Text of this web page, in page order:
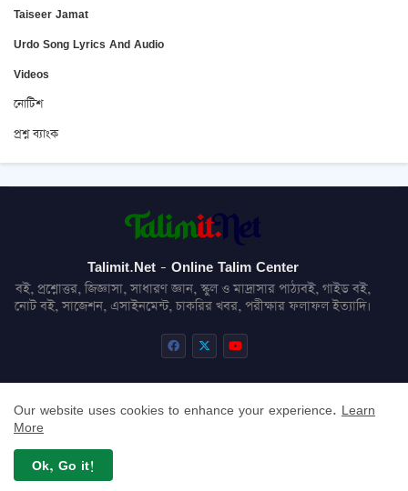
Taiseer Jamat
Urdo Song Lyrics And Audio
Videos
নোটিশ
প্রশ্ন ব্যাংক
Talimit.Net - Online Talim Center
বই, প্রশ্নোত্তর, জিজ্ঞাসা, সাধারণ জ্ঞান, স্কুল ও মাদ্রাসার পাঠ্যবই, গাইড বই,
নোট বই, সাজেশন, এসাইনমেন্ট, চাকরির খবর, পরীক্ষার ফলাফল ইত্যাদি।
All Right Reserved Copyright © Talimit.Net
About Contact us Privacy Policy
Disclaimer
Our website uses cookies to enhance your experience. Learn
More
Ok, Go it!